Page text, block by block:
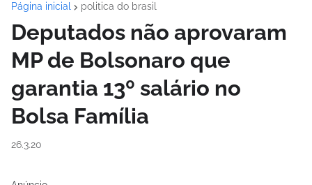
Página inicial politica do brasil
Deputados não aprovaram
MP de Bolsonaro que
garantia 13º salário no
Bolsa Família
26.3.20